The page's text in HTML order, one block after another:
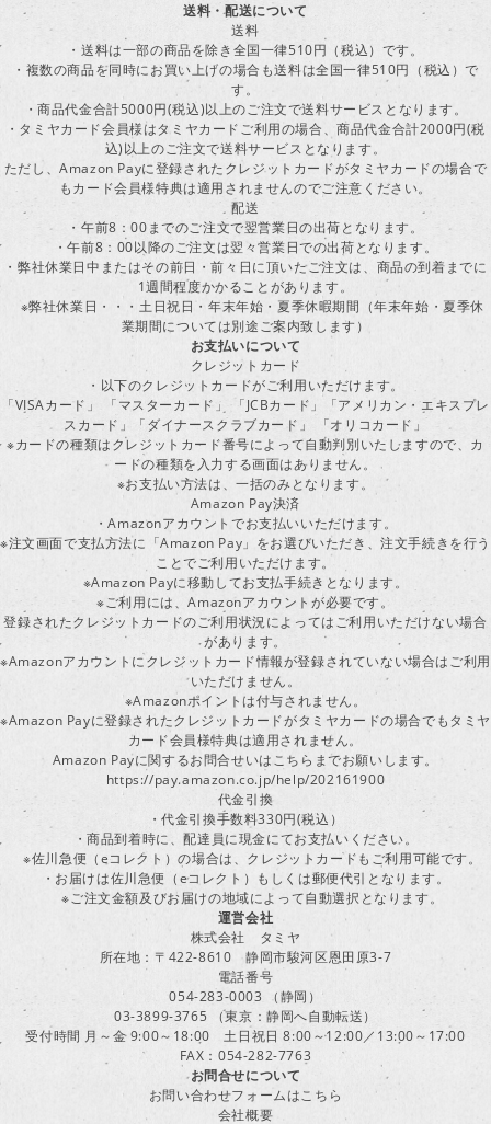
送料・配送について
送料
・送料は一部の商品を除き全国一律510円（税込）です。
・複数の商品を同時にお買い上げの場合も送料は全国一律510円（税込）で
す。
・商品代金合計5000円(税込)以上のご注文で送料サービスとなります。
・タミヤカード会員様はタミヤカードご利用の場合、商品代金合計2000円(税
込)以上のご注文で送料サービスとなります。
ただし、Amazon Payに登録されたクレジットカードがタミヤカードの場合で
もカード会員様特典は適用されませんのでご注意ください。
配送
・午前8：00までのご注文で翌営業日の出荷となります。
・午前8：00以降のご注文は翌々営業日での出荷となります。
・弊社休業日中またはその前日・前々日に頂いたご注文は、商品の到着までに
1週間程度かかることがあります。
※弊社休業日・・・土日祝日・年末年始・夏季休暇期間（年末年始・夏季休
業期間については別途ご案内致します）
お支払いについて
クレジットカード
・以下のクレジットカードがご利用いただけます。
「VISAカード」 「マスターカード」 「JCBカード」「アメリカン・エキスプレ
スカード」「ダイナースクラブカード」 「オリコカード」
※カードの種類はクレジットカード番号によって自動判別いたしますので、カ
ードの種類を入力する画面はありません。
※お支払い方法は、一括のみとなります。
Amazon Pay決済
・Amazonアカウントでお支払いいただけます。
※注文画面で支払方法に「Amazon Pay」をお選びいただき、注文手続きを行う
ことでご利用いただけます。
※Amazon Payに移動してお支払手続きとなります。
※ご利用には、Amazonアカウントが必要です。
登録されたクレジットカードのご利用状況によってはご利用いただけない場合
があります。
※Amazonアカウントにクレジットカード情報が登録されていない場合はご利用
いただけません。
※Amazonポイントは付与されません。
※Amazon Payに登録されたクレジットカードがタミヤカードの場合でもタミヤ
カード会員様特典は適用されません。
Amazon Payに関するお問合せいはこちらまでお願いします。
https://pay.amazon.co.jp/help/202161900
代金引換
・代金引換手数料330円(税込）
・商品到着時に、配達員に現金にてお支払いください。
※佐川急便（eコレクト）の場合は、クレジットカードもご利用可能です。
・お届けは佐川急便（eコレクト）もしくは郵便代引となります。
※ご注文金額及びお届けの地域によって自動選択となります。
運営会社
株式会社 タミヤ
所在地：〒422-8610 静岡市駿河区恩田原3-7
電話番号
054-283-0003 （静岡）
03-3899-3765 （東京：静岡へ自動転送）
受付時間 月～金 9:00～18:00 土日祝日 8:00～12:00／13:00～17:00
FAX：054-282-7763
お問合せについて
お問い合わせフォームはこちら
会社概要